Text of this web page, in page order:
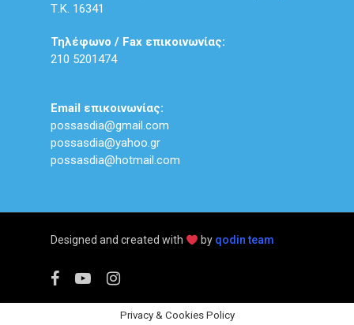
Τ.Κ. 16341
Τηλέφωνο / Fax επικοινωνίας:
210 5201474
Email επικοινωνίας:
possasdia@gmail.com
possasdia@yahoo.gr
possasdia@hotmail.com
Designed and created with by qodin team
facebookyoutubeinstagram
Privacy & Cookies Policy